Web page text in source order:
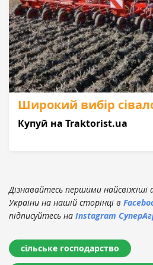
Широкий вибір
Купуй на Traktorist.ua
Дізнавайтесь першими найсвіжіші
України на нашій сторінці в
підписуйтесь на Instagram
сільське господарство